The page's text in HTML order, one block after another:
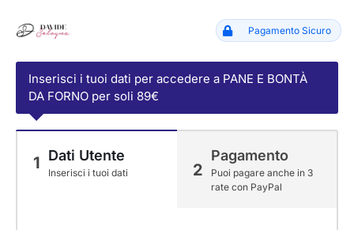
Pagamento Sicuro
Inserisci i tuoi dati per accedere a PANE E BONTÀ
DA FORNO per soli 89€
1 Dati Utente
Inserisci i tuoi dati 2
Pagamento
Puoi pagare anche in 3
rate con PayPal